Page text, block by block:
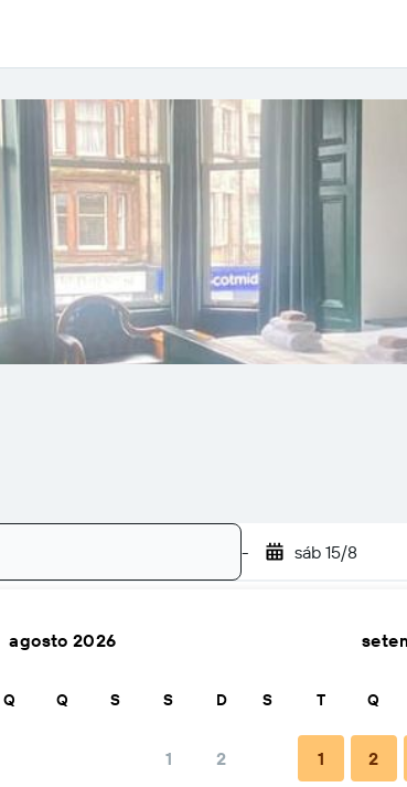
- sáb 15/8
agosto 2026
Q Q S S D
1 2
S T Q
1 2